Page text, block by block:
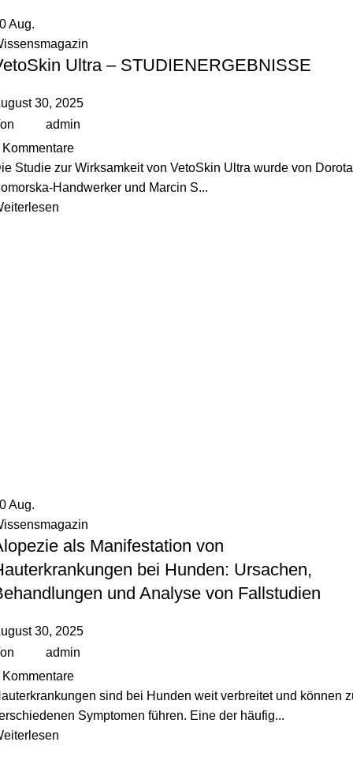
Aug.
Ultra – STUDIENERGEBNISSE
30, 2025
admin
Kommentare
Studie zur Wirksamkeit von VetoSkin Ultra wurde von Dorota
Handwerker und Marcin S...
Aug.
als Manifestation von
bei Hunden: Ursachen,
und Analyse von Fallstudien
30, 2025
admin
Kommentare
sind bei Hunden weit verbreitet und können
Symptomen führen. Eine der häufig...